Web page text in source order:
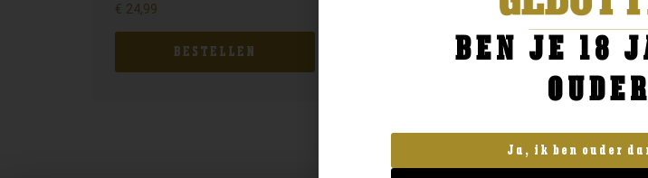
€ 24,99
BESTELLEN BESTELLEN
BEN JE 18
Ja, ik ben ouder